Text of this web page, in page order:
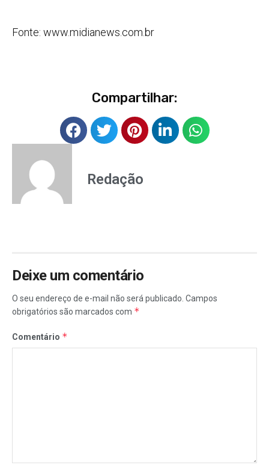
Fonte: www.midianews.com.br
Compartilhar:
Redação
Deixe um comentário
O seu endereço de e-mail não será publicado. Campos
obrigatórios são marcados com *
Comentário *